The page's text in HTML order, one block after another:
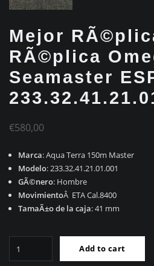
Mejor
RÃ©plica
Seamaster
€580,00
Marca: Aqua Terra 150m Master
Modelo: 233.32.41.21.01.001
GÃ©nero: Hombre
MovimientoÂ ETA Cal.8400
TamaÃ±o de la caja: 41 mm
Add to cart